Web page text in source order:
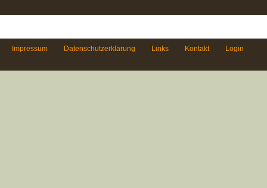
Impressum Datenschutzerklärung Links Kontakt Login